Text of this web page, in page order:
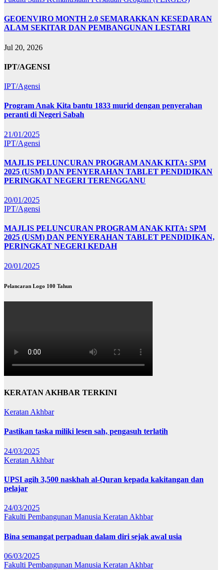
GEOENVIRO MONTH 2.0 SEMARAKKAN KESEDARAN
ALAM SEKITAR DAN PEMBANGUNAN LESTARI
Jul 20, 2026
IPT/AGENSI
IPT/Agensi
Program Anak Kita bantu 1833 murid dengan penyerahan
peranti di Negeri Sabah
21/01/2025
IPT/Agensi
MAJLIS PELUNCURAN PROGRAM ANAK KITA: SPM
2025 (USM) DAN PENYERAHAN TABLET PENDIDIKAN
PERINGKAT NEGERI TERENGGANU
20/01/2025
IPT/Agensi
MAJLIS PELUNCURAN PROGRAM ANAK KITA: SPM
2025 (USM) DAN PENYERAHAN TABLET PENDIDIKAN,
PERINGKAT NEGERI KEDAH
20/01/2025
Pelancaran Logo 100 Tahun
KERATAN AKHBAR TERKINI
Keratan Akhbar
Pastikan taska miliki lesen sah, pengasuh terlatih
24/03/2025
Keratan Akhbar
UPSI agih 3,500 naskhah al-Quran kepada kakitangan dan
pelajar
24/03/2025
Fakulti Pembangunan Manusia Keratan Akhbar
Bina semangat perpaduan dalam diri sejak awal usia
06/03/2025
Fakulti Pembangunan Manusia Keratan Akhbar